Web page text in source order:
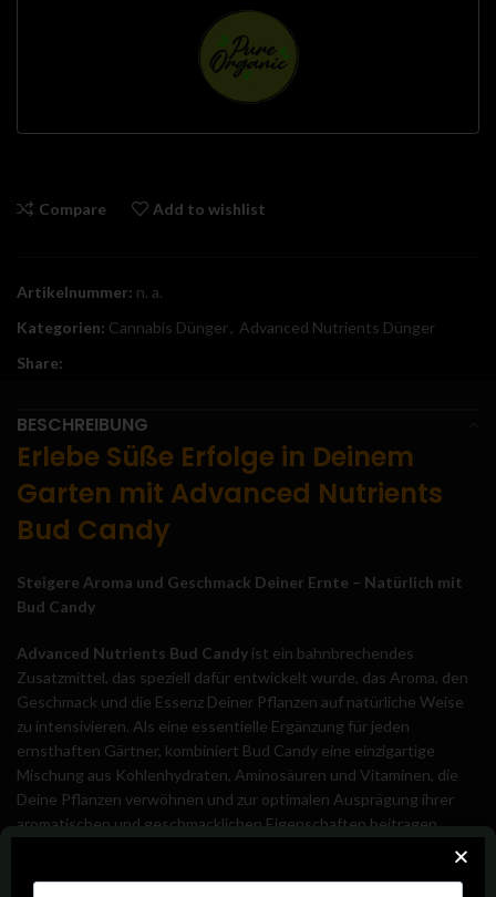
Compare Add to wishlist
Artikelnummer: n. a.
Kategorien: Cannabis Dünger, Advanced Nutrients Dünger
Share:
BESCHREIBUNG
Erlebe Süße Erfolge in Deinem
Garten mit Advanced Nutrients
Bud Candy
Steigere Aroma und Geschmack Deiner Ernte – Natürlich mit
Bud Candy
Advanced Nutrients Bud Candy ist ein bahnbrechendes
Zusatzmittel, das speziell dafür entwickelt wurde, das Aroma, den
Geschmack und die Essenz Deiner Pflanzen auf natürliche Weise
zu intensivieren. Als eine essentielle Ergänzung für jeden
ernsthaften Gärtner, kombiniert Bud Candy eine einzigartige
Mischung aus Kohlenhydraten, Aminosäuren und Vitaminen, die
Deine Pflanzen verwöhnen und zur optimalen Ausprägung ihrer
aromatischen und geschmacklichen Eigenschaften beitragen.
Natürliche Süße, die Deine Pflanzen